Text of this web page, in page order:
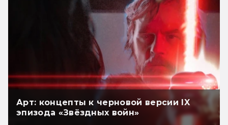
Арт: концепты к черновой версии IX
эпизода «Звёздных войн»